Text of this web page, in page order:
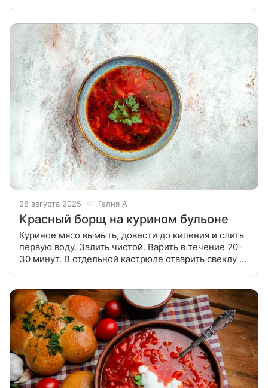
не выбрасывать, промы
28 августа 2025 Галия А
Красный борщ на курином бульоне
Куриное мясо вымыть, довести до кипения и слить
первую воду. Залить чистой. Варить в течение 20-
30 минут. В отдельной кастрюле отварить свеклу до